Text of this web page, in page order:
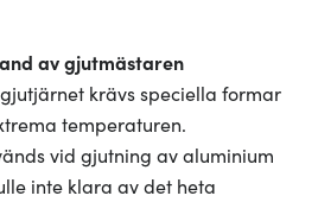
av gjutmästaren
krävs speciella formar
temperaturen.
vid gjutning av aluminium
inte klara av det heta